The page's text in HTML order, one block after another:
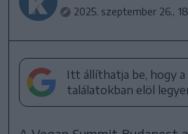
2025. szeptember 26.,
Itt állíthatja be, hogy a
találatokban elöl